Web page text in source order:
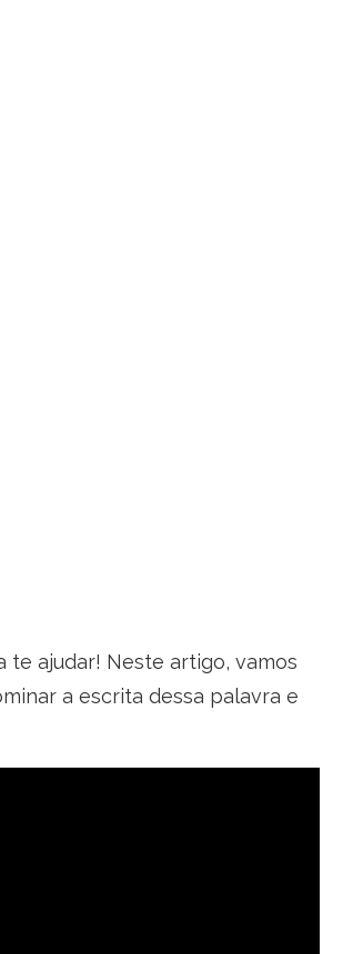
te ajudar! Neste artigo, vamos
a escrita dessa palavra e